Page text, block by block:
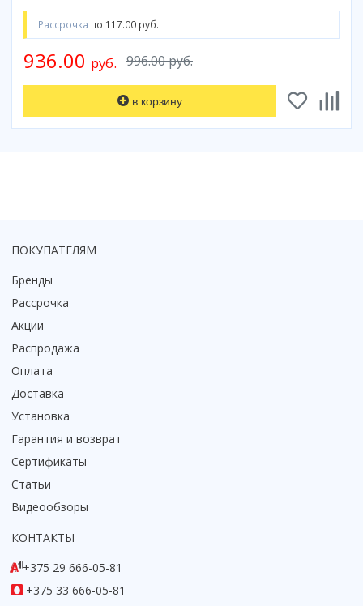
Рассрочка по 117.00 руб.
996.00 руб.
936.00 руб.
в корзину
ПОКУПАТЕЛЯМ
Бренды
Рассрочка
Акции
Распродажа
Оплата
Доставка
Установка
Гарантия и возврат
Сертификаты
Статьи
Видеообзоры
КОНТАКТЫ
+375 29 666-05-81
+375 33 666-05-81